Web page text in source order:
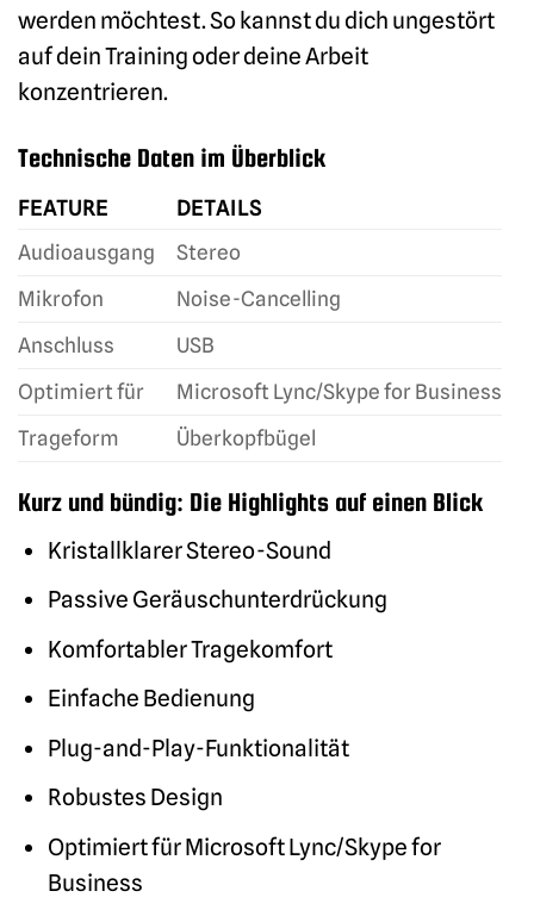
werden möchtest. So kannst du dich ungestört
auf dein Training oder deine Arbeit
konzentrieren.
Technische Daten im Überblick
FEATURE
DETAILS
Audioausgang
Stereo
Mikrofon
Noise-Cancelling
Anschluss
USB
Optimiert für
Microsoft Lync/Skype for Business
Trageform
Überkopfbügel
Kurz und bündig: Die Highlights auf einen Blick
Kristallklarer Stereo-Sound
Passive Geräuschunterdrückung
Komfortabler Tragekomfort
Einfache Bedienung
Plug-and-Play-Funktionalität
Robustes Design
Optimiert für Microsoft Lync/Skype for
Business